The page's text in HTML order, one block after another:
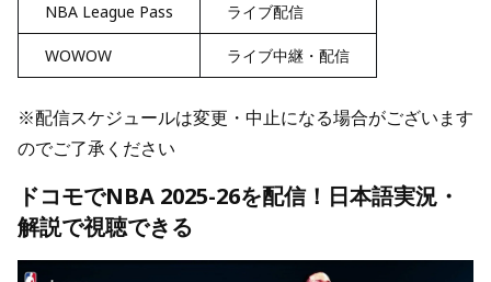
NBA League Pass ライブ配信
WOWOW ライブ中継・配信
※配信スケジュールは変更・中止になる場合がございます
のでご了承ください
ドコモでNBA 2025-26を配信！日本語実況・
解説で視聴できる